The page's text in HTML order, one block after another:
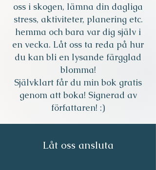
oss i skogen, lämna din dagliga
stress, aktiviteter, planering etc.
hemma och bara var dig själv i
en vecka. Låt oss ta reda på hur
du kan bli en lysande färgglad
blomma!
Självklart får du min bok gratis
genom att boka! Signerad av
författaren! :)
Låt oss ansluta